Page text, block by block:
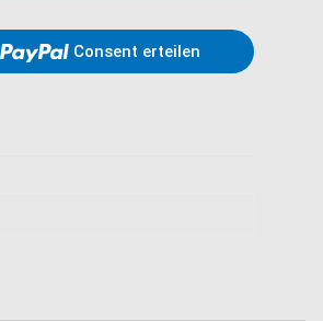
Consent erteilen